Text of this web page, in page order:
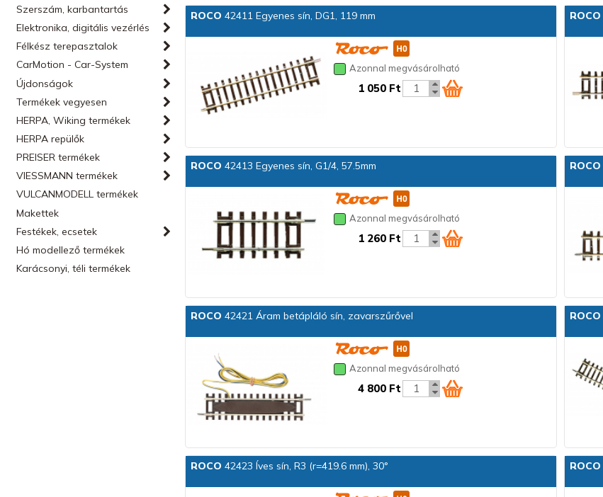
Szerszám, karbantartás
Elektronika, digitális vezérlés
Félkész terepasztalok
CarMotion - Car-System
Újdonságok
Termékek vegyesen
HERPA, Wiking termékek
HERPA repülők
PREISER termékek
VIESSMANN termékek
VULCANMODELL termékek
Makettek
Festékek, ecsetek
Hó modellező termékek
Karácsonyi, téli termékek
ROCO 42411 Egyenes sín, DG1, 119 mm
Azonnal megvásárolható
1 050 Ft
ROCO
ROCO 42413 Egyenes sín, G1/4, 57.5mm
Azonnal megvásárolható
1 260 Ft
ROCO
ROCO 42421 Áram betápláló sín, zavarszűrővel
Azonnal megvásárolható
4 800 Ft
ROCO
ROCO 42423 Íves sín, R3 (r=419.6 mm), 30° ROCO